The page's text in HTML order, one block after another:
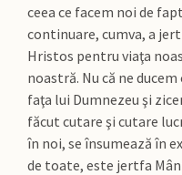
ceea ce facem noi de
continuare, cumva, a
Hristos pentru viaţa
noastră. Nu că ne
faţa lui Dumnezeu şi
făcut cutare şi cutare
în noi, se însumează în
de toate, este jertfa